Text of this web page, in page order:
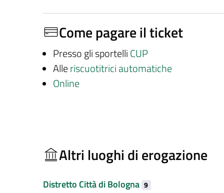
Come pagare il ticket
Presso gli sportelli CUP
Alleriscuotitrici automatiche
Online
Altri luoghi di erogazione
Distretto Città di Bologna 9